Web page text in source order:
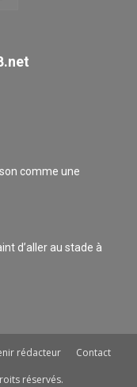
comme une
d’aller au stade à
rédacteur
Contact
réservés.